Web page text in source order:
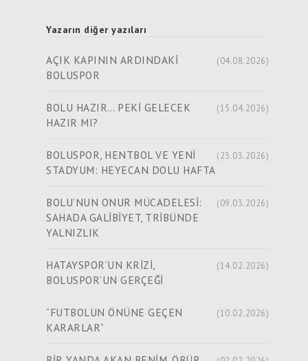
Yazarın diğer yazıları
AÇIK KAPININ ARDINDAKİ
BOLUSPOR
(04.08.2026)
BOLU HAZIR… PEKİ GELECEK
HAZIR MI?
(15.04.2026)
BOLUSPOR, HENTBOL VE YENİ
STADYUM: HEYECAN DOLU HAFTA
(23.03.2026)
BOLU’NUN ONUR MÜCADELESİ:
SAHADA GALİBİYET, TRİBÜNDE
YALNIZLIK
(09.03.2026)
HATAYSPOR’UN KRİZİ,
BOLUSPOR’UN GERÇEĞİ
(14.02.2026)
“FUTBOLUN ÖNÜNE GEÇEN
KARARLAR”
(10.02.2026)